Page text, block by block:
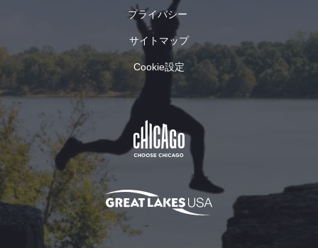
ズ」
は、
州ロ
ック
フォ
ード
のダ
ンカ
ー・
は、
イリ
ノイ
州ロ
ック
フォ
を使
ボー
とせ
ず、
誰で
もウ
ォー
プライバシー
サイトマップ
Cookie設定